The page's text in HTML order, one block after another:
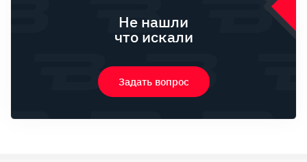
Не нашли
что искали
Задать вопрос